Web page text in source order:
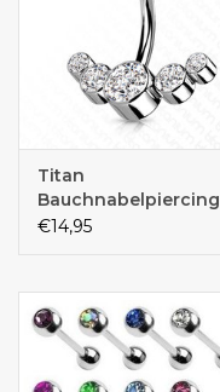
Titan
Bauchnabelpiercing
€14,95